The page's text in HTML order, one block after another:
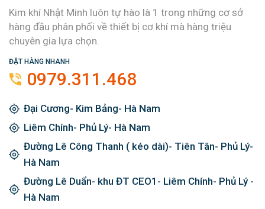
Kim khí Nhật Minh luôn tự hào là 1 trong những cơ sở
hàng đầu phân phối về thiết bị cơ khí mà hàng triệu
chuyên gia lựa chọn.
ĐẶT HÀNG NHANH
0979.311.468
Đại Cương- Kim Bảng- Hà Nam
Liêm Chính- Phủ Lý- Hà Nam
Đường Lê Công Thanh ( kéo dài)- Tiên Tân- Phủ Lý-
Hà Nam
Đường Lê Duẩn- khu ĐT CEO1- Liêm Chính- Phủ Lý -
Hà Nam